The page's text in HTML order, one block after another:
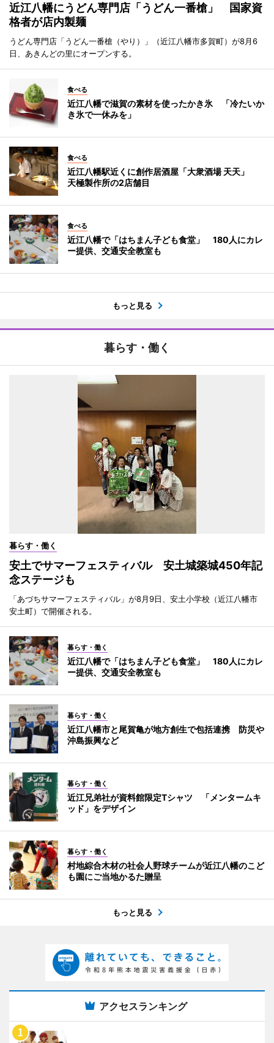
近江八幡にうどん専門店「うどん一番槍」 国家資
格者が店内製麺
うどん専門店「うどん一番槍（やり）」（近江八幡市多賀町）が8月6
日、あきんどの里にオープンする。
食べる
近江八幡で滋賀の素材を使ったかき氷 「冷たいか
き氷で一休みを」
食べる
近江八幡駅近くに創作居酒屋「大衆酒場 天天」
天極製作所の2店舗目
食べる
近江八幡で「はちまん子ども食堂」 180人にカレ
ー提供、交通安全教室も
もっと見る
暮らす・働く
暮らす・働く
安土でサマーフェスティバル 安土城築城450年記
念ステージも
「あづちサマーフェスティバル」が8月9日、安土小学校（近江八幡市
安土町）で開催される。
暮らす・働く
近江八幡で「はちまん子ども食堂」 180人にカレ
ー提供、交通安全教室も
暮らす・働く
近江八幡市と尾賀亀が地方創生で包括連携 防災や
沖島振興など
暮らす・働く
近江兄弟社が資料館限定Tシャツ 「メンタームキ
ッド」をデザイン
暮らす・働く
村地綜合木材の社会人野球チームが近江八幡のこど
も園にご当地かるた贈呈
もっと見る
アクセスランキング